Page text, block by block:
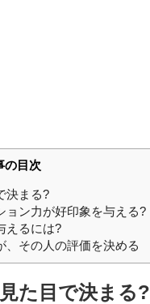
の目次
決まる?
ョン力が好印象を与える?
えるには?
その人の評価を決める
た目で決まる?